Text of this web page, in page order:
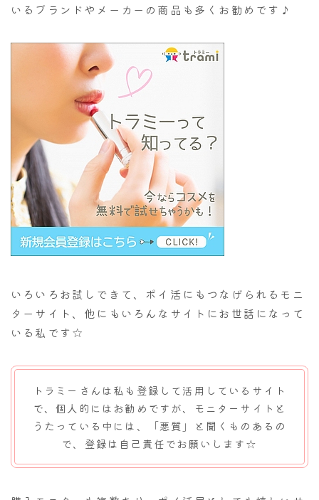
いるブランドやメーカーの商品も多くお勧めです♪
いろいろお試しできて、ポイ活にもつなげられるモニ
ターサイト、他にもいろんなサイトにお世話になって
いる私です☆
トラミーさんは私も登録して活用しているサイト
で、個人的にはお勧めですが、モニターサイトと
うたっている中には、「悪質」と聞くものあるの
で、登録は自己責任でお願いします☆